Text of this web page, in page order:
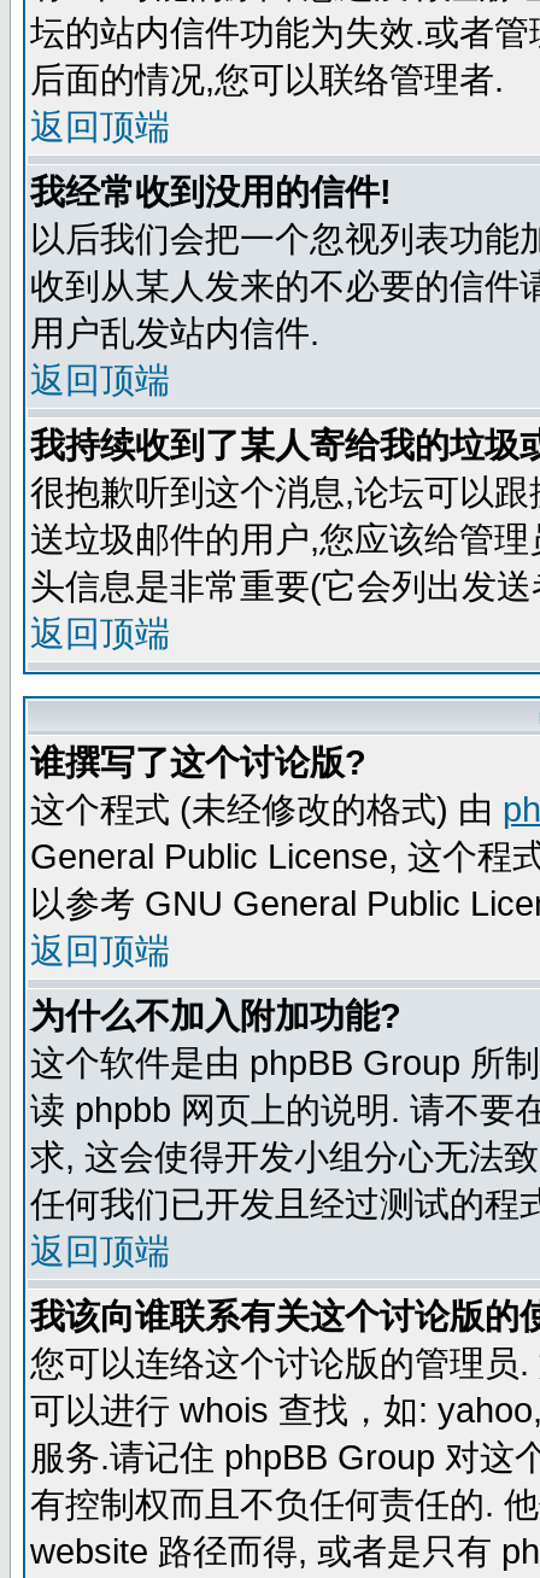
坛的站内信件功能为失效.或者
后面的情况,您可以联络管理者.
返回顶端
我经常收到没用的信件!
以后我们会把一个忽视列表功
收到从某人发来的不必要的信件
用户乱发站内信件.
返回顶端
我持续收到了某人寄给我的垃圾
很抱歉听到这个消息,论坛可以
送垃圾邮件的用户,您应该给管
头信息是非常重要(它会列出发
返回顶端
谁撰写了这个讨论版?
这个程式 (未经修改的格式) 由
General Public License, 这个程
以参考 GNU General Public
返回顶端
为什么不加入附加功能?
这个软件是由 phpBB Group 所
读 phpbb 网页上的说明. 请不要
求, 这会使得开发小组分心无法
任何我们已开发且经过测试的程
返回顶端
我该向谁联系有关这个讨论版的
您可以连络这个讨论版的管理员
可以进行 whois 查找，如:
服务.请记住 phpBB Group 对这
有控制权而且不负任何责任的.
website 路径而得, 或者是只有